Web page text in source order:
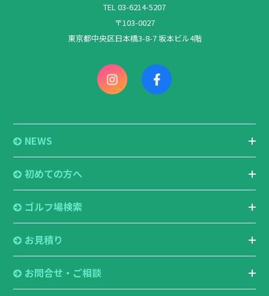
TEL 03-6214-5207
〒103-0027
東京都中央区日本橋3-8-7 坂本ビル4階
NEWS
初めての方へ
ゴルフ場検索
お見積り
お問合せ・ご相談